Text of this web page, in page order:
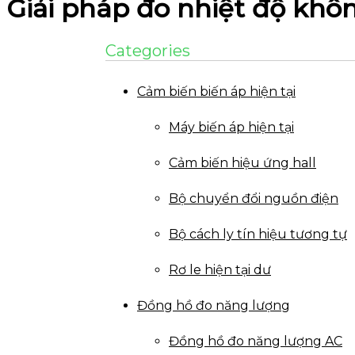
Giải pháp đo nhiệt độ
Categories
Cảm biến biến áp hiện tại
Máy biến áp hiện tại
Cảm biến hiệu ứng hall
Bộ chuyển đổi nguồn điện
Bộ cách ly tín hiệu tương tự
Rơ le hiện tại dư
Đồng hồ đo năng lượng
Đồng hồ đo năng lượng AC